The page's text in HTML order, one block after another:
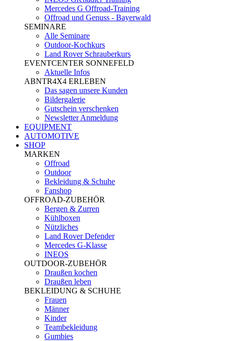
Mercedes G Offroad-Training
Offroad und Genuss - Bayerwald
SEMINARE
Alle Seminare
Outdoor-Kochkurs
Land Rover Schrauberkurs
EVENTCENTER SONNEFELD
Aktuelle Infos
ABNTR4X4 ERLEBEN
Das sagen unsere Kunden
Bildergalerie
Gutschein verschenken
Newsletter Anmeldung
EQUIPMENT
AUTOMOTIVE
SHOP
MARKEN
Offroad
Outdoor
Bekleidung & Schuhe
Fanshop
OFFROAD-ZUBEHÖR
Bergen & Zurren
Kühlboxen
Nützliches
Land Rover Defender
Mercedes G-Klasse
INEOS
OUTDOOR-ZUBEHÖR
Draußen kochen
Draußen leben
BEKLEIDUNG & SCHUHE
Frauen
Männer
Kinder
Teambekleidung
Gumbies